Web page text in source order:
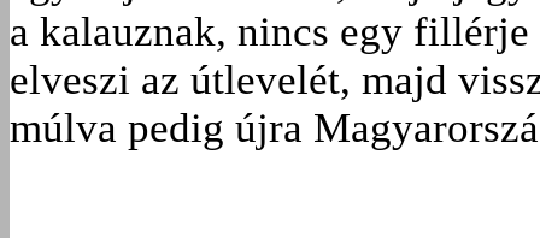
a kalauznak, nincs egy
elveszi az útlevelét, majd
múlva pedig újra